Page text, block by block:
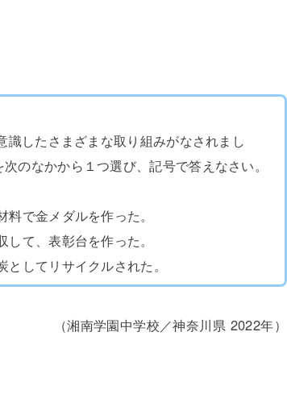
したさまざまな取り組みがなされまし
のなかから１つ選び、記号で答えなさい。
で金メダルを作った。
て、表彰台を作った。
してリサイクルされた。
（湘南学園中学校／神奈川県 2022年）